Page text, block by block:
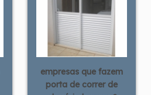
empresas que fazem
porta de correr de